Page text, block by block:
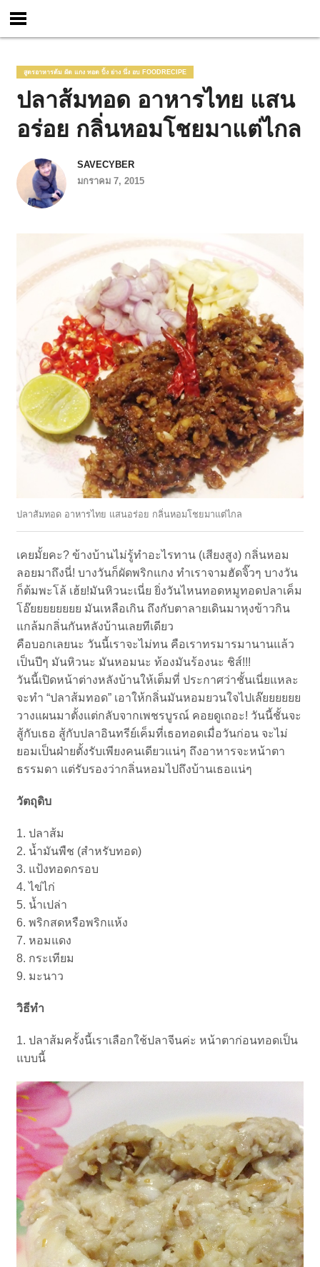
สูตรอาหารต้ม ผัด แกง ทอด ปิ้ง ย่าง นึ่ง อบ FOODRECIPE
ปลาส้มทอด อาหารไทย แสน
อร่อย กลิ่นหอมโชยมาแต่ไกล
SAVECYBER
มกราคม 7, 2015
ปลาส้มทอด อาหารไทย แสนอร่อย กลิ่นหอมโชยมาแต่ไกล
เคยมั้ยคะ? ข้างบ้านไม่รู้ทำอะไรทาน (เสียงสูง) กลิ่นหอม
ลอยมาถึงนี่! บางวันก็ผัดพริกแกง ทำเราจามฮัดจิ๊วๆ บางวัน
ก็ต้มพะโล้ เฮ้ย!มันหิวนะเนี่ย ยิ่งวันไหนทอดหมูทอดปลาเค็ม
โอ๊ยยยยยยยย มันเหลือเกิน ถึงกับตาลายเดินมาหุงข้าวกิน
แกล้มกลิ่นกันหลังบ้านเลยทีเดียว
คือบอกเลยนะ วันนี้เราจะไม่ทน คือเราทรมารมานานแล้ว
เป็นปีๆ มันหิวนะ มันหอมนะ ท้องมันร้องนะ ชิส์!!!
วันนี้เปิดหน้าต่างหลังบ้านให้เต็มที่ ประกาศว่าชั้นเนี่ยแหละ
จะทำ “ปลาส้มทอด” เอาให้กลิ่นมันหอมยวนใจไปเล๊ยยยยยย
วางแผนมาตั้งแต่กลับจากเพชรบูรณ์ คอยดูเถอะ! วันนี้ชั้นจะ
สู้กับเธอ สู้กับปลาอินทรีย์เค็มที่เธอทอดเมื่อวันก่อน จะไม่
ยอมเป็นฝ่ายตั้งรับเพียงคนเดียวแน่ๆ ถึงอาหารจะหน้าตา
ธรรมดา แต่รับรองว่ากลิ่นหอมไปถึงบ้านเธอแน่ๆ
วัตถุดิบ
1. ปลาส้ม
2. น้ำมันพืช (สำหรับทอด)
3. แป้งทอดกรอบ
4. ไข่ไก่
5. น้ำเปล่า
6. พริกสดหรือพริกแห้ง
7. หอมแดง
8. กระเทียม
9. มะนาว
วิธีทำ
1. ปลาส้มครั้งนี้เราเลือกใช้ปลาจีนค่ะ หน้าตาก่อนทอดเป็น
แบบนี้